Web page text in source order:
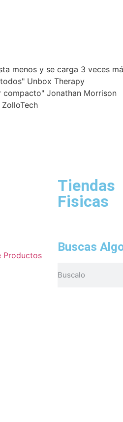
menos y se carga 3 veces
Unbox Therapy
compacto" Jonathan Morrison
Productos
Tiendas
Fisicas
Buscas